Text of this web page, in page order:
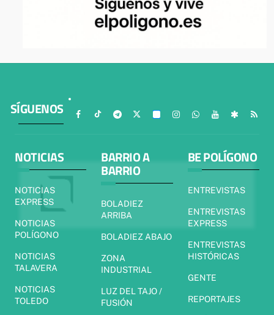
SÍGUENOS
NOTICIAS
NOTICIAS
EXPRESS
NOTICIAS
POLÍGONO
NOTICIAS
TALAVERA
NOTICIAS
TOLEDO
BARRIO A
BARRIO
BOLADIEZ
ARRIBA
BOLADIEZ ABAJO
ZONA
INDUSTRIAL
LUZ DEL TAJO /
FUSIÓN
BE POLÍGONO
ENTREVISTAS
ENTREVISTAS
EXPRESS
ENTREVISTAS
HISTÓRICAS
GENTE
REPORTAJES